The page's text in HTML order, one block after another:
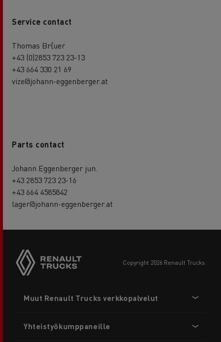
Service contact
Thomas Br{uer
+43 (0)2853 723 23-13
+43 664 330 21 69
vize@johann-eggenberger.at
Parts contact
Johann Eggenberger jun.
+43 2853 723 23-16
+43 664 4585842
lager@johann-eggenberger.at
copyright 2026 Renault Trucks
menu
Muut Renault Trucks verkkopalvelut
Yhteistyökumppaneille